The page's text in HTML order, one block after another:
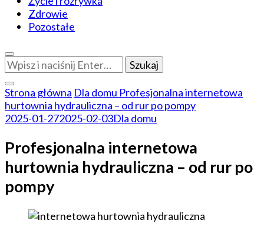
Zdrowie
Pozostałe
Szukasz
czegoś?
Strona główna Dla domu Profesjonalna internetowa
hurtownia hydrauliczna – od rur po pompy
2025-01-272025-02-03Dla domu
Profesjonalna internetowa
hurtownia hydrauliczna – od rur po
pompy